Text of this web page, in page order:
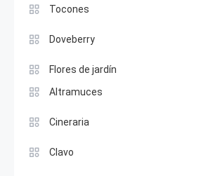
Tocones
Doveberry
Flores de jardín
Altramuces
Cineraria
Clavo